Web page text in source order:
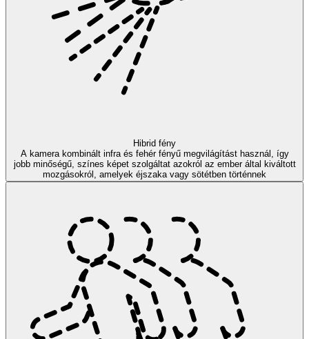
Hibrid fény
A kamera kombinált infra és fehér fényű megvilágítást használ, így
jobb minőségű, színes képet szolgáltat azokról az ember által kiváltott
mozgásokról, amelyek éjszaka vagy sötétben történnek